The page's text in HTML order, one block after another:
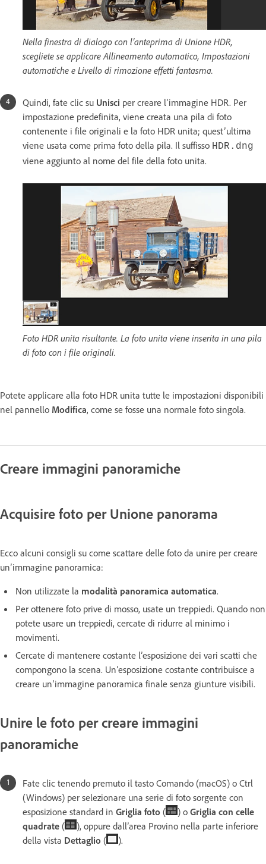
Nella finestra di dialogo con l’anteprima di Unione HDR,
scegliete se applicare Allineamento automatico, Impostazioni
automatiche e Livello di rimozione effetti fantasma.
Quindi, fate clic su Unisci per creare l’immagine HDR. Per
impostazione predefinita, viene creata una pila di foto
contenente i file originali e la foto HDR unita; quest’ultima
viene usata come prima foto della pila. Il suffisso HDR.dng
viene aggiunto al nome del file della foto unita.
Foto HDR unita risultante. La foto unita viene inserita in una pila
di foto con i file originali.
Potete applicare alla foto HDR unita tutte le impostazioni disponibili
nel pannello Modifica, come se fosse una normale foto singola.
Creare immagini panoramiche
Acquisire foto per Unione panorama
Ecco alcuni consigli su come scattare delle foto da unire per creare
un’immagine panoramica:
Non utilizzate la modalità panoramica automatica.
Per ottenere foto prive di mosso, usate un treppiedi. Quando non
potete usare un treppiedi, cercate di ridurre al minimo i
movimenti.
Cercate di mantenere costante l’esposizione dei vari scatti che
compongono la scena. Un’esposizione costante contribuisce a
creare un’immagine panoramica finale senza giunture visibili.
Unire le foto per creare immagini
panoramiche
Fate clic tenendo premuto il tasto Comando (macOS) o Ctrl
(Windows) per selezionare una serie di foto sorgente con
esposizione standard in Griglia foto ( ) o Griglia con celle
quadrate (
), oppure dall’area Provino nella parte inferiore
della vista Dettaglio ( ).